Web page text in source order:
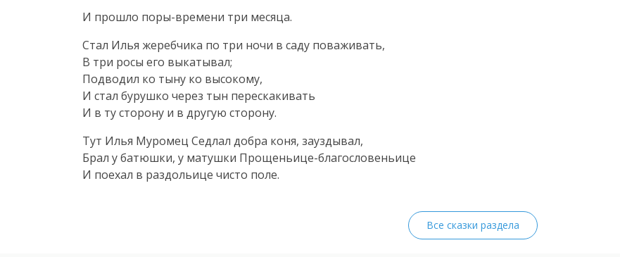
И прошло поры-времени три месяца.
Стал Илья жеребчика по три ночи в саду поваживать,
В три росы его выкатывал;
Подводил ко тыну ко высокому,
И стал бурушко через тын перескакивать
И в ту сторону и в другую сторону.
Тут Илья Муромец Седлал добра коня, зауздывал,
Брал у батюшки, у матушки Прощеньице-благословеньице
И поехал в раздольице чисто поле.
Все сказки раздела